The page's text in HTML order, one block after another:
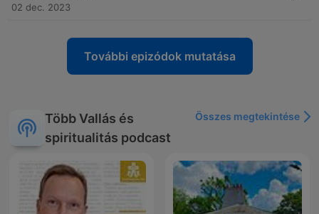
02 dec. 2023
További epizódok mutatása
Több Vallás és
spiritualitás podcast
Összes megtekintése